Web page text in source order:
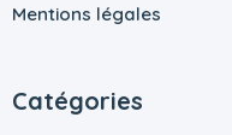
Mentions légales
Catégories